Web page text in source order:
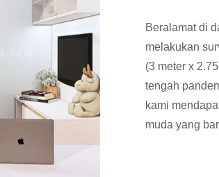
Beralamat di
melakukan
(3 meter x
tengah
kami
muda yang